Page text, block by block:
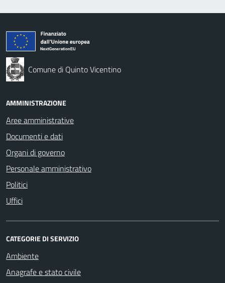
Comune di Quinto Vicentino
AMMINISTRAZIONE
Aree amministrative
Documenti e dati
Organi di governo
Personale amministrativo
Politici
Uffici
CATEGORIE DI SERVIZIO
Ambiente
Anagrafe e stato civile